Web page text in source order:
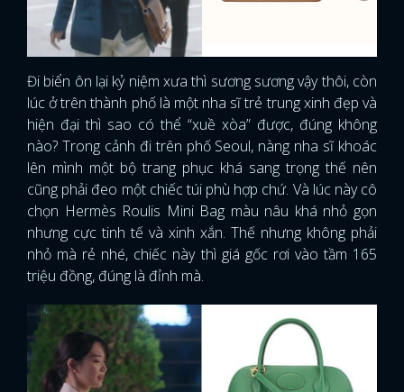
Đi biển ôn lại kỷ niệm xưa thì sương sương vậy thôi, còn
lúc ở trên thành phố là một nha sĩ trẻ trung xinh đẹp và
hiện đại thì sao có thể “xuề xòa” được, đúng không
nào? Trong cảnh đi trên phố Seoul, nàng nha sĩ khoác
lên mình một bộ trang phục khá sang trọng thế nên
cũng phải đeo một chiếc túi phù hợp chứ. Và lúc này cô
chọn Hermès Roulis Mini Bag màu nâu khá nhỏ gọn
nhưng cực tinh tế và xinh xắn. Thế nhưng không phải
nhỏ mà rẻ nhé, chiếc này thì giá gốc rơi vào tầm 165
triệu đồng, đúng là đỉnh mà.